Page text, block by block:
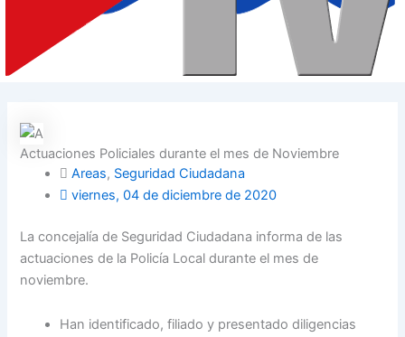
Actuaciones Policiales durante el mes de Noviembre
Areas, Seguridad Ciudadana
viernes, 04 de diciembre de 2020
La concejalía de Seguridad Ciudadana informa de las
actuaciones de la Policía Local durante el mes de
noviembre.
Han identificado, filiado y presentado diligencias